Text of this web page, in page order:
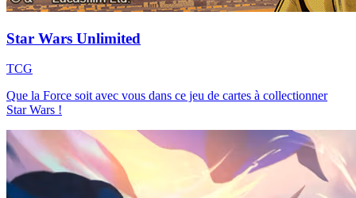
Star Wars Unlimited
TCG
Que la Force soit avec vous dans ce jeu de cartes à collectionner
Star Wars !